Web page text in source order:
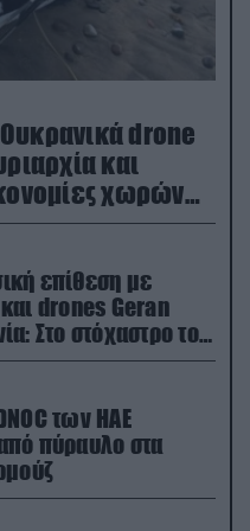
drone
και
χωρών
επίθεση με
drones Geran
Στο στόχαστρο το
Flamingo
των ΗΑΕ
πύραυλο στα